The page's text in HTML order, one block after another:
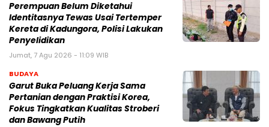
Perempuan Belum Diketahui
Identitasnya Tewas Usai Tertemper
Kereta di Kadungora, Polisi Lakukan
Penyelidikan
Jumat, 7 Agu 2026 - 11:09 WIB
BUDAYA
Garut Buka Peluang Kerja Sama
Pertanian dengan Praktisi Korea,
Fokus Tingkatkan Kualitas Stroberi
dan Bawang Putih